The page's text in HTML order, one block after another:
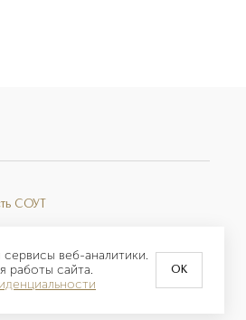
веб-аналитики.
работы сайта.
OK
СОУТ